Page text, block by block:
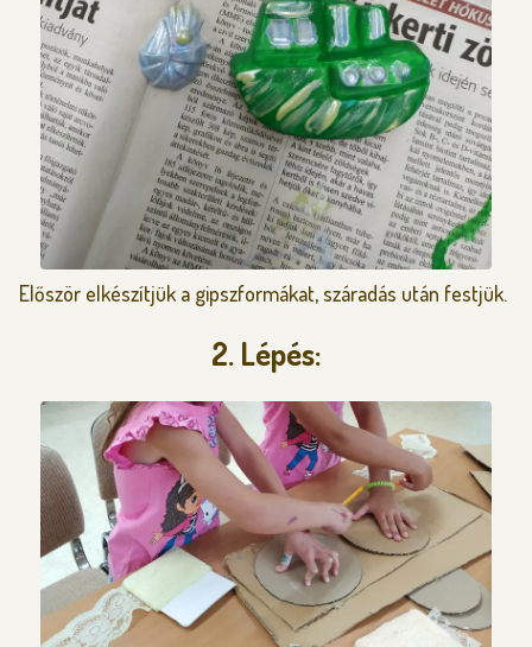
Először elkészítjük a gipszformákat, száradás után festjük.
2. Lépés: